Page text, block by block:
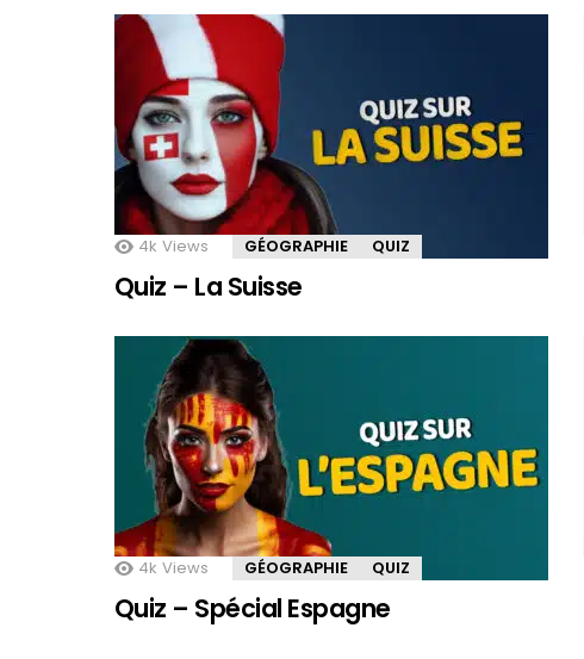
4k Views GÉOGRAPHIE QUIZ
Quiz – La Suisse
4k Views GÉOGRAPHIE QUIZ
Quiz – Spécial Espagne